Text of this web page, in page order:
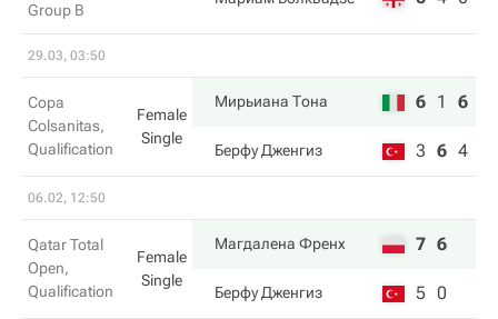
Group B
29.03, 03:50
Copa
Colsanitas,
Qualification
Female
Single
Мирьиана Тона 6 1 6
Берфу Дженгиз 3 6 4
06.02, 12:50
Qatar Total
Open,
Qualification
Female
Single
Магдалена Френх 7 6
Берфу Дженгиз 5 0